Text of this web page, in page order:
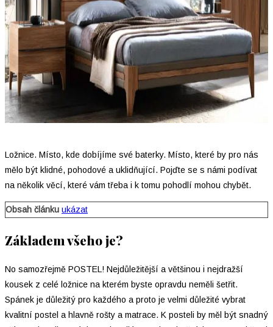
Ložnice. Místo, kde dobíjíme své baterky. Místo, které by pro nás
mělo být klidné, pohodové a uklidňující. Pojďte se s námi podívat
na několik věcí, které vám třeba i k tomu pohodlí mohou chybět.
Obsah článku ukázat
Základem všeho je?
No samozřejmě POSTEL! Nejdůležitější a většinou i nejdražší
kousek z celé ložnice na kterém byste opravdu neměli šetřit.
Spánek je důležitý pro každého a proto je velmi důležité vybrat
kvalitní postel a hlavně rošty a matrace. K posteli by měl být snadný